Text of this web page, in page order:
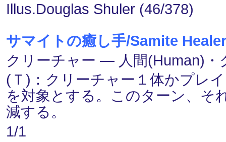
Illus.Douglas Shuler (46/378)
サマイトの癒し手/Samite Healer
クリーチャー ― 人間(Human)
(Ｔ)：クリーチャー１体かプレ
を対象とする。このターン、そ
減する。
1/1